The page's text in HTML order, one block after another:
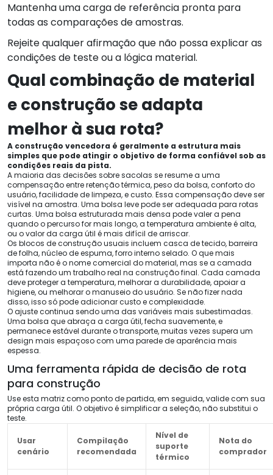
Mantenha uma carga de referência pronta para
todas as comparações de amostras.
Rejeite qualquer afirmação que não possa explicar as
condições de teste ou a lógica material.
Qual combinação de material
e construção se adapta
melhor à sua rota?
A construção vencedora é geralmente a estrutura mais
simples que pode atingir o objetivo de forma confiável sob as
condições reais da pista.
A maioria das decisões sobre sacolas se resume a uma
compensação entre retenção térmica, peso da bolsa, conforto do
usuário, facilidade de limpeza, e custo. Essa compensação deve ser
visível na amostra. Uma bolsa leve pode ser adequada para rotas
curtas. Uma bolsa estruturada mais densa pode valer a pena
quando o percurso for mais longo, a temperatura ambiente é alta,
ou o valor da carga útil é mais difícil de arriscar.
Os blocos de construção usuais incluem casca de tecido, barreira
de folha, núcleo de espuma, forro interno selado. O que mais
importa não é o nome comercial do material, mas se a camada
está fazendo um trabalho real na construção final. Cada camada
deve proteger a temperatura, melhorar a durabilidade, apoiar a
higiene, ou melhorar o manuseio do usuário. Se não fizer nada
disso, isso só pode adicionar custo e complexidade.
O ajuste continua sendo uma das variáveis ​​mais subestimadas.
Uma bolsa que abraça a carga útil, fecha suavemente, e
permanece estável durante o transporte, muitas vezes supera um
design mais espaçoso com uma parede de aparência mais
espessa.
Uma ferramenta rápida de decisão de rota
para construção
Use esta matriz como ponto de partida, em seguida, valide com sua
própria carga útil. O objetivo é simplificar a seleção, não substitui o
teste.
Usar
cenário
Compilação
recomendada
Nível de
suporte
térmico
Nota do
comprador